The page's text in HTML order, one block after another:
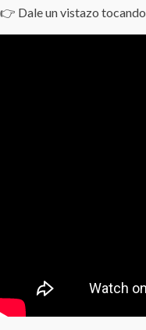
👉 Dale un vistazo tocando